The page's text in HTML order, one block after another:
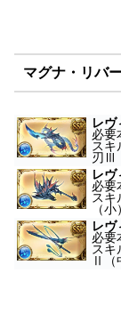
マグナ・リバ
レヴ
必要
スキ
刃Ⅲ
レヴ
必要
スキ
（小）
レヴ
必要
スキ
Ⅱ（